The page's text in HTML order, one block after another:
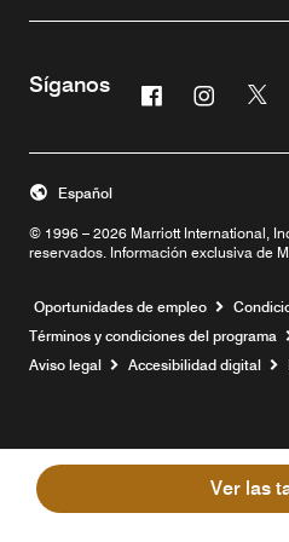
Ver las
Síganos Facebook
Abre unaAbre una
© 1996 – 2026 Marriott International,
reservados. Información exclusiva de
Español
Oportunidades de empleo Abre
Términos y condiciones del programa
Aviso legal
Accesibilidad digital